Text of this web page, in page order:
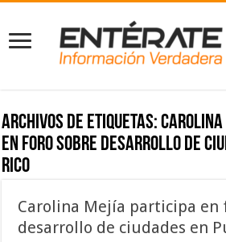
Archivos de etiquetas:
en foro sobre desarrollo de
Rico
Carolina Mejía participa en
desarrollo de ciudades en